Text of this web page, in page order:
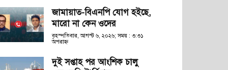
জামায়াত-বিএনপি যোগ হইছে,
মারো না কেন ওদের
বৃহস্পতিবার, আগস্ট ৬, ২০২৬; সময় : ৩:৩১
অপরাহ্ণ
দুই সপ্তাহ পর আংশিক চালু